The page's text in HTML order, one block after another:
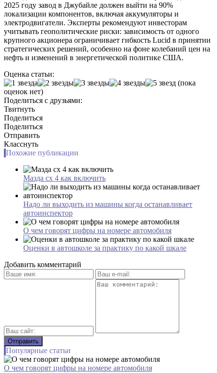
2025 году завод в Джубайле должен выйти на 90%
локализации компонентов, включая аккумуляторы и
электродвигатели. Эксперты рекомендуют инвесторам
учитывать геополитические риски: зависимость от одного
крупного акционера ограничивает гибкость Lucid в принятии
стратегических решений, особенно на фоне колебаний цен на
нефть и изменений в энергетической политике США.
Оценка статьи:
(пока
оценок нет)
Поделиться с друзьями:
Твитнуть
Поделиться
Поделиться
Отправить
Класснуть
Похожие публикации
Мазда cx 4 как включить
Надо ли выходить из машины когда останавливает
автоинспектор
О чем говорят цифры на номере автомобиля
Оценки в автошколе за практику по какой шкале
Добавить комментарий
Популярные статьи
О чем говорят цифры на номере автомобиля